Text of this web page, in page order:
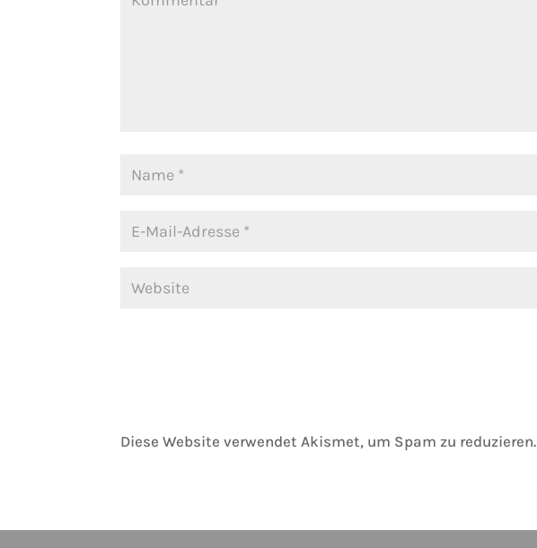
Diese Website verwendet Akismet, um Spam zu reduzieren.